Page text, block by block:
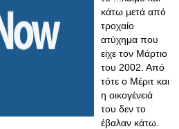
κάτω μετά από
τροχαίο
ατύχημα που
είχε τον Μάρτιο
του 2002. Από
τότε ο Μέριτ και
η οικογένειά
του δεν το
έβαλαν κάτω.